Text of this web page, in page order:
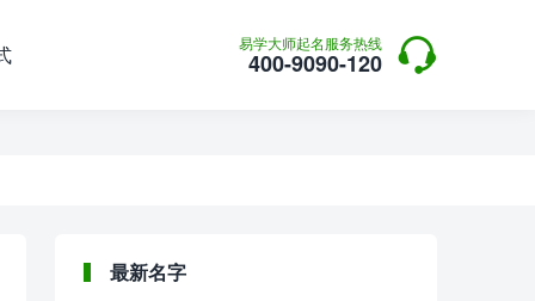
易学大师起名服务热线
400-9090-120 
最新名字